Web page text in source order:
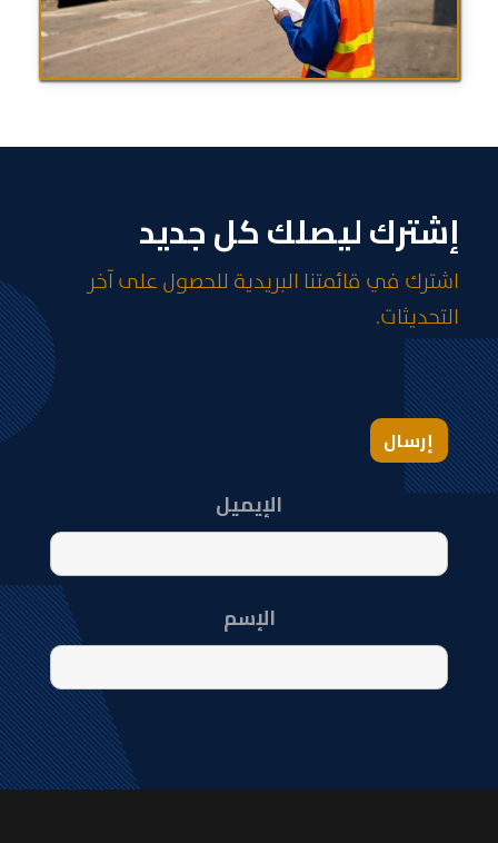
إشترك ليصلك كل جديد
اشترك في قائمتنا البريدية للحصول على آخر
التحديثات.
الإيميل
الإسم